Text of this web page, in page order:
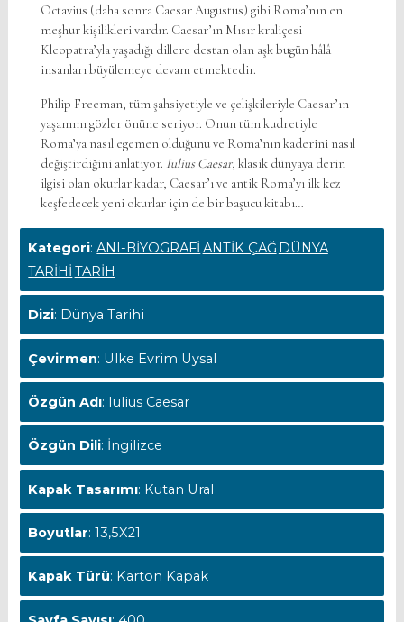
Octavius (daha sonra Caesar Augustus) gibi Roma’nın en
meşhur kişilikleri vardır. Caesar’ın Mısır kraliçesi
Kleopatra’yla yaşadığı dillere destan olan aşk bugün hâlâ
insanları büyülemeye devam etmektedir.
Philip Freeman, tüm şahsiyetiyle ve çelişkileriyle Caesar’ın
yaşamını gözler önüne seriyor. Onun tüm kudretiyle
Roma’ya nasıl egemen olduğunu ve Roma’nın kaderini nasıl
değiştirdiğini anlatıyor. Iulius Caesar, klasik dünyaya derin
ilgisi olan okurlar kadar, Caesar’ı ve antik Roma’yı ilk kez
keşfedecek yeni okurlar için de bir başucu kitabı…
Kategori:ANI-BİYOGRAFİ ANTİK ÇAĞ DÜNYA
TARİHİ TARİH
Dizi: Dünya Tarihi
Çevirmen: Ülke Evrim Uysal
Özgün Adı: Iulius Caesar
Özgün Dili: İngilizce
Kapak Tasarımı: Kutan Ural
Boyutlar: 13,5X21
Kapak Türü: Karton Kapak